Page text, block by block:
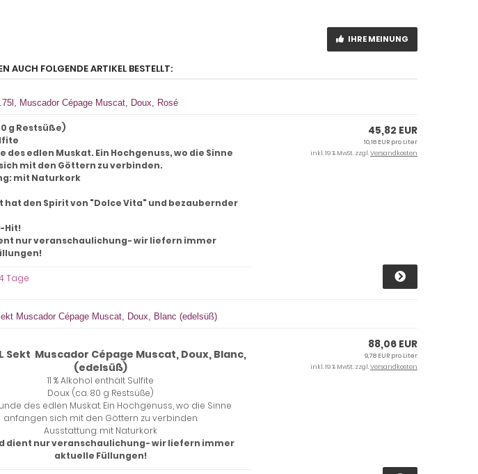
IHRE MEINUNG
AUCH FOLGENDE ARTIKEL BESTELLT:
Muscador Cépage Muscat, Doux, Rosé
g Restsüße)
des edlen Muskat. Ein Hochgenuss, wo die Sinne
mit den Göttern zu verbinden.
mit Naturkork
hat den Spirit von "Dolce Vita" und bezaubernder
Hit!
nur veranschaulichung- wir liefern immer
Tage
45,82 EUR
10,18 EUR pro Liter
inkl. 19 % MwSt. zzgl.Versandkosten
Muscador Cépage Muscat, Doux, Blanc (edelsüß)
Sekt Muscador Cépage Muscat, Doux, Blanc,
(edelsüß)
11 % Alkohol enthält Sulfite
Doux (ca. 80 g Restsüße)
des edlen Muskat. Ein Hochgenuss, wo die Sinne
anfangen sich mit den Göttern zu verbinden.
Ausstattung: mit Naturkork
dient nur veranschaulichung- wir liefern immer
aktuelle Füllungen!
88,06 EUR
9,78 EUR pro Liter
inkl. 19 % MwSt. zzgl.Versandkosten